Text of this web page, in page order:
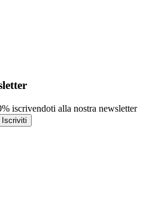
iscrivendoti alla nostra newsletter
Iscriviti